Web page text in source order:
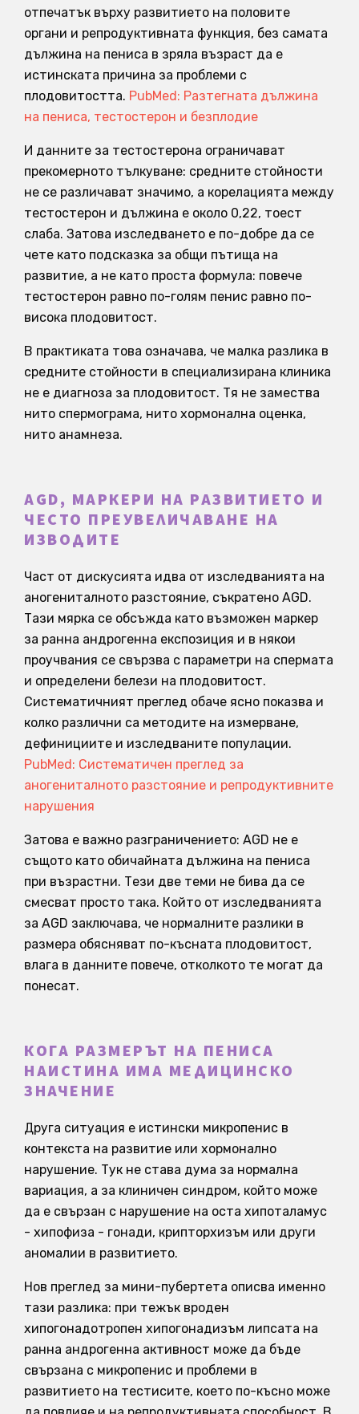
отпечатък върху развитието на половите
органи и репродуктивната функция, без самата
дължина на пениса в зряла възраст да е
истинската причина за проблеми с
плодовитостта. PubMed: Разтегната дължина
на пениса, тестостерон и безплодие
И данните за тестостерона ограничават
прекомерното тълкуване: средните стойности
не се различават значимо, а корелацията между
тестостерон и дължина е около 0,22, тоест
слаба. Затова изследването е по-добре да се
чете като подсказка за общи пътища на
развитие, а не като проста формула: повече
тестостерон равно по-голям пенис равно по-
висока плодовитост.
В практиката това означава, че малка разлика в
средните стойности в специализирана клиника
не е диагноза за плодовитост. Тя не замества
нито спермограма, нито хормонална оценка,
нито анамнеза.
AGD, МАРКЕРИ НА РАЗВИТИЕТО И
ЧЕСТО ПРЕУВЕЛИЧАВАНЕ НА
ИЗВОДИТЕ
Част от дискусията идва от изследванията на
аногениталното разстояние, съкратено AGD.
Тази мярка се обсъжда като възможен маркер
за ранна андрогенна експозиция и в някои
проучвания се свързва с параметри на спермата
и определени белези на плодовитост.
Систематичният преглед обаче ясно показва и
колко различни са методите на измерване,
дефинициите и изследваните популации.
PubMed: Систематичен преглед за
аногениталното разстояние и репродуктивните
нарушения
Затова е важно разграничението: AGD не е
същото като обичайната дължина на пениса
при възрастни. Тези две теми не бива да се
смесват просто така. Който от изследванията
за AGD заключава, че нормалните разлики в
размера обясняват по-късната плодовитост,
влага в данните повече, отколкото те могат да
понесат.
КОГА РАЗМЕРЪТ НА ПЕНИСА
НАИСТИНА ИМА МЕДИЦИНСКО
ЗНАЧЕНИЕ
Друга ситуация е истински микропенис в
контекста на развитие или хормонално
нарушение. Тук не става дума за нормална
вариация, а за клиничен синдром, който може
да е свързан с нарушение на оста хипоталамус
- хипофиза - гонади, крипторхизъм или други
аномалии в развитието.
Нов преглед за мини-пубертета описва именно
тази разлика: при тежък вроден
хипогонадотропен хипогонадизъм липсата на
ранна андрогенна активност може да бъде
свързана с микропенис и проблеми в
развитието на тестисите, което по-късно може